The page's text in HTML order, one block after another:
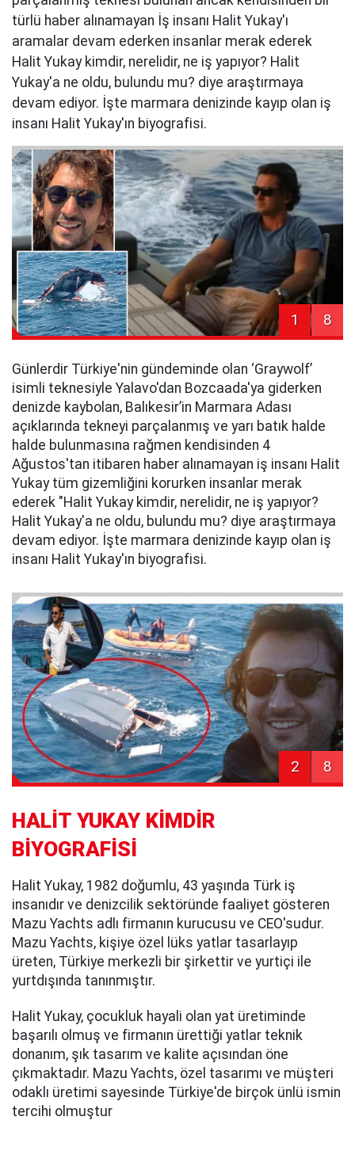
türlü haber alınamayan İş insanı Halit Yukay'ı
aramalar devam ederken insanlar merak ederek
Halit Yukay kimdir, nerelidir, ne iş yapıyor? Halit
Yukay'a ne oldu, bulundu mu? diye araştırmaya
devam ediyor. İşte marmara denizinde kayıp olan iş
insanı Halit Yukay'ın biyografisi.
1 8
Günlerdir Türkiye'nin gündeminde olan ‘Graywolf’
isimli teknesiyle Yalavo'dan Bozcaada'ya giderken
denizde kaybolan, Balıkesir’in Marmara Adası
açıklarında tekneyi parçalanmış ve yarı batık halde
halde bulunmasına rağmen kendisinden 4
Ağustos'tan itibaren haber alınamayan iş insanı Halit
Yukay tüm gizemliğini korurken insanlar merak
ederek "Halit Yukay kimdir, nerelidir, ne iş yapıyor?
Halit Yukay'a ne oldu, bulundu mu? diye araştırmaya
devam ediyor. İşte marmara denizinde kayıp olan iş
insanı Halit Yukay'ın biyografisi.
2 8
HALİT YUKAY KİMDİR
BİYOGRAFİSİ
Halit Yukay, 1982 doğumlu, 43 yaşında Türk iş
insanıdır ve denizcilik sektöründe faaliyet gösteren
Mazu Yachts adlı firmanın kurucusu ve CEO'sudur.
Mazu Yachts, kişiye özel lüks yatlar tasarlayıp
üreten, Türkiye merkezli bir şirkettir ve yurtiçi ile
yurtdışında tanınmıştır.
Halit Yukay, çocukluk hayali olan yat üretiminde
başarılı olmuş ve firmanın ürettiği yatlar teknik
donanım, şık tasarım ve kalite açısından öne
çıkmaktadır. Mazu Yachts, özel tasarımı ve müşteri
odaklı üretimi sayesinde Türkiye'de birçok ünlü ismin
tercihi olmuştur